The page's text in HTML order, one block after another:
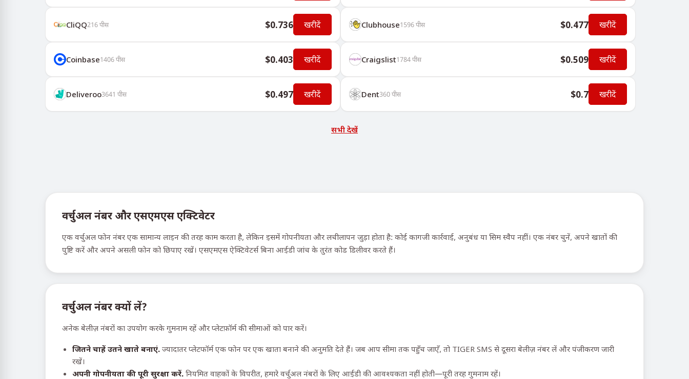
CliQQ216पीस $0.736 खरीदें Clubhouse1596पीस $0.477 खरीदें
Coinbase1406पीस $0.403 खरीदें Craigslist1784पीस $0.509 खरीदें
Deliveroo3641 पीस $0.497 खरीदें Dent360पीस $0.7 खरीदें
सभी देखें
वर्चुअल नंबर और एसएमएस एक्टिवेटर
एक वर्चुअल फोन नंबर एक सामान्य लाइन की तरह काम करता है, लेकिन इसमें गोपनीयता और लचीलापन जुड़ा होता है: कोई कागजी कार्रवाई, अनुबंध या सिम स्वैप नहीं। एक नंबर चुनें, अपने खातों की
पुष्टि करें और अपने असली फोन को छिपाए रखें। एसएमएस ऐक्टिवेटर्स बिना आईडी जांच के तुरंत कोड डिलीवर करते हैं।
वर्चुअल नंबर क्यों लें?
अनेक बेलीज़ नंबरों का उपयोग करके गुमनाम रहें और प्लेटफ़ॉर्म की सीमाओं को पार करें।
जितने चाहें उतने खाते बनाएं. ज्यादातर प्लेटफॉर्म एक फोन पर एक खाता बनाने की अनुमति देते हैं। जब आप सीमा तक पहुँच जाएँ, तो TIGER SMS से दूसरा बेलीज़ नंबर लें और पंजीकरण जारी
रखें।
अपनी गोपनीयता की पूरी सुरक्षा करें. नियमित वाहकों के विपरीत, हमारे वर्चुअल नंबरों के लिए आईडी की आवश्यकता नहीं होती—पूरी तरह गुमनाम रहें।